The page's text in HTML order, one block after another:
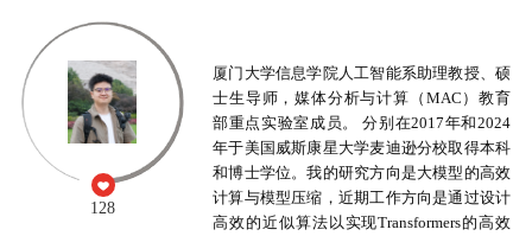
128
厦门大学信息学院人工智能系助理教授、硕
士生导师，媒体分析与计算（MAC）教育
部重点实验室成员。 分别在2017年和2024
年于美国威斯康星大学麦迪逊分校取得本科
和博士学位。我的研究方向是大模型的高效
计算与模型压缩，近期工作方向是通过设计
高效的近似算法以实现Transformers的高效